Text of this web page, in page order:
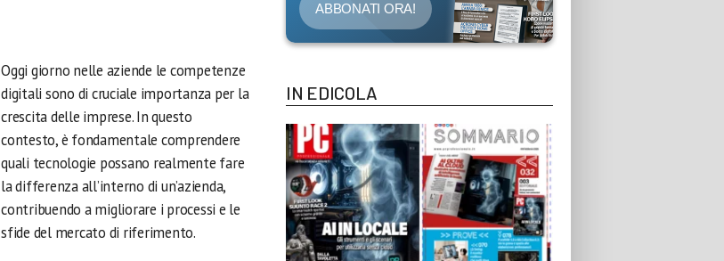
Oggi giorno nelle aziende le competenze
digitali sono di cruciale importanza per la
crescita delle imprese. In questo
contesto, è fondamentale comprendere
quali tecnologie possano realmente fare
la differenza all’interno di un’azienda,
contribuendo a migliorare i processi e le
sfide del mercato di riferimento.
ABBONATI ORA!
IN EDICOLA